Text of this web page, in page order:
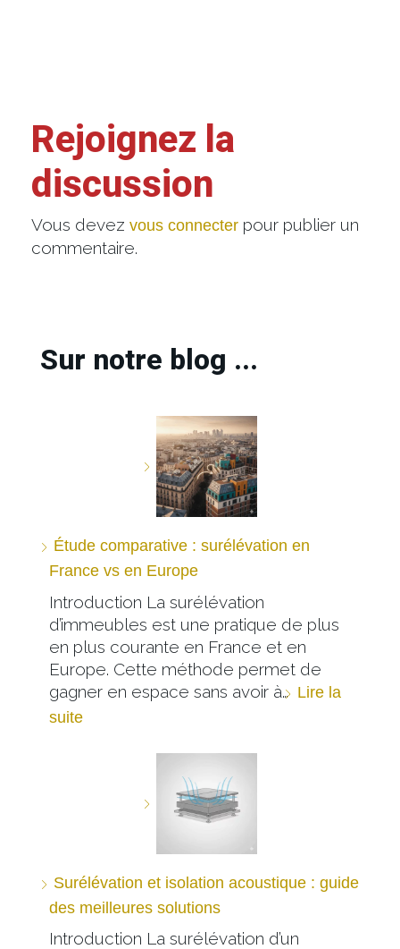
Rejoignez la
discussion
Vous devez vous connecter pour publier un
commentaire.
Sur notre blog ...
Étude comparative : surélévation en
France vs en Europe
Introduction La surélévation
d’immeubles est une pratique de plus
en plus courante en France et en
Europe. Cette méthode permet de
gagner en espace sans avoir à… Lire la
suite
Surélévation et isolation acoustique : guide
des meilleures solutions
Introduction La surélévation d’un